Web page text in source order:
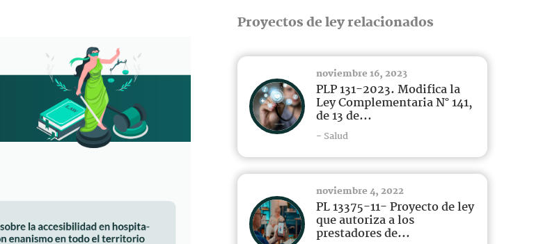
Proyectos de ley relacionados
noviembre 16, 2023
PLP 131-2023. Modifica la
Ley Complementaria N° 141,
de 13 de...
- Salud
noviembre 4, 2022
PL 13375-11- Proyecto de ley
que autoriza a los
prestadores de...